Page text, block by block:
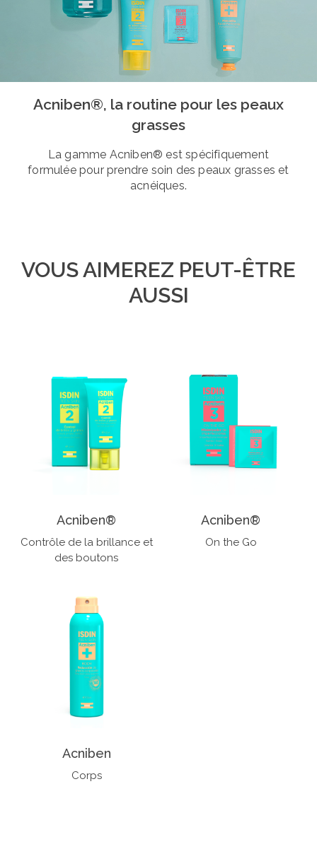
Acniben®, la routine pour les peaux
grasses
La gamme Acniben® est spécifiquement
formulée pour prendre soin des peaux grasses et
acnéiques.
VOUS AIMEREZ PEUT-ÊTRE
AUSSI
Acniben®
Contrôle de la brillance et
des boutons
Acniben®
On the Go
Acniben
Corps